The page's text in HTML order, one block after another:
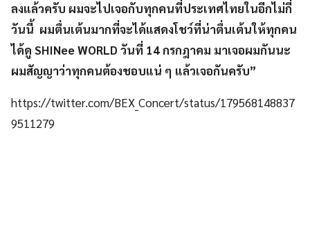
ลงแล้วครับ ผมจะไปเจอกับทุกคนที่ประเทศไทยในอีกไม่กี่
วันนี้ ผมตื่นเต้นมากที่จะได้แสดงโชว์ที่น่าตื่นเต้นให้ทุกคน
ได้ดู SHINee WORLD วันที่ 14 กรกฎาคม มาเจอผมกันนะ
ผมสัญญาว่าทุกคนต้องชอบแน่ ๆ แล้วเจอกันครับ”
https://twitter.com/BEX_Concert/status/179568148837
9511279